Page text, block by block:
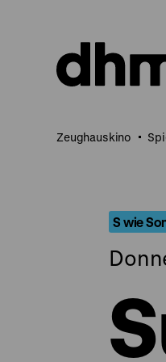
Seiteninhalt
springen
Zeughauskino
S wie